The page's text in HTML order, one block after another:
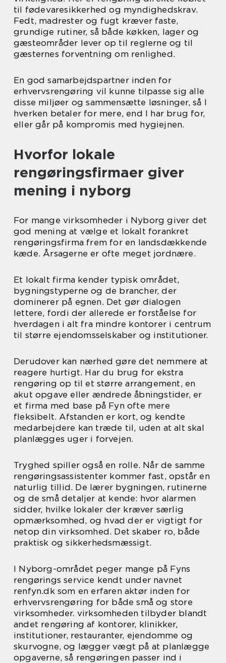
til fødevaresikkerhed og myndighedskrav.
Fedt, madrester og fugt kræver faste,
grundige rutiner, så både køkken, lager og
gæsteområder lever op til reglerne og til
gæsternes forventning om renlighed.
En god samarbejdspartner inden for
erhvervsrengøring vil kunne tilpasse sig alle
disse miljøer og sammensætte løsninger, så I
hverken betaler for mere, end I har brug for,
eller går på kompromis med hygiejnen.
Hvorfor lokale
rengøringsfirmaer giver
mening i nyborg
For mange virksomheder i Nyborg giver det
god mening at vælge et lokalt forankret
rengøringsfirma frem for en landsdækkende
kæde. Årsagerne er ofte meget jordnære.
Et lokalt firma kender typisk området,
bygningstyperne og de brancher, der
dominerer på egnen. Det gør dialogen
lettere, fordi der allerede er forståelse for
hverdagen i alt fra mindre kontorer i centrum
til større ejendomsselskaber og institutioner.
Derudover kan nærhed gøre det nemmere at
reagere hurtigt. Har du brug for ekstra
rengøring op til et større arrangement, en
akut opgave eller ændrede åbningstider, er
et firma med base på Fyn ofte mere
fleksibelt. Afstanden er kort, og kendte
medarbejdere kan træde til, uden at alt skal
planlægges uger i forvejen.
Tryghed spiller også en rolle. Når de samme
rengøringsassistenter kommer fast, opstår en
naturlig tillid. De lærer bygningen, rutinerne
og de små detaljer at kende: hvor alarmen
sidder, hvilke lokaler der kræver særlig
opmærksomhed, og hvad der er vigtigt for
netop din virksomhed. Det skaber ro, både
praktisk og sikkerhedsmæssigt.
I Nyborg-området peger mange på Fyns
rengørings service kendt under navnet
renfyn.dk som en erfaren aktør inden for
erhvervsrengøring for både små og store
virksomheder. virksomheden tilbyder blandt
andet rengøring af kontorer, klinikker,
institutioner, restauranter, ejendomme og
skurvogne, og lægger vægt på at planlægge
opgaverne, så rengøringen passer ind i